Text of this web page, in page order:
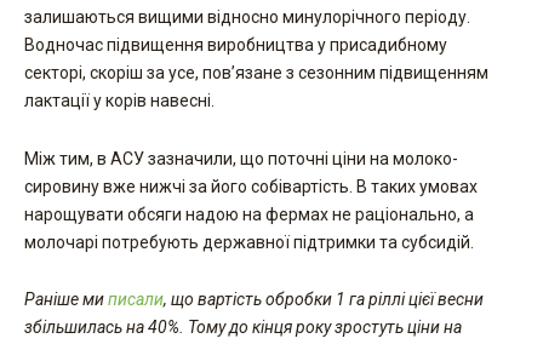
залишаються вищими відносно минулорічного періоду.
Водночас підвищення виробництва у присадибному
секторі, скоріш за усе, пов’язане з сезонним підвищенням
лактації у корів навесні.
Між тим, в АСУ зазначили, що поточні ціни на молоко-
сировину вже нижчі за його собівартість. В таких умовах
нарощувати обсяги надою на фермах не раціонально, а
молочарі потребують державної підтримки та субсидій.
Раніше миписали, що вартість обробки 1 га ріллі цієї весни
збільшилась на 40%. Тому до кінця року зростуть ціни на